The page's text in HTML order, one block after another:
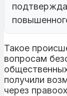
Такое
вопросам
получили
через